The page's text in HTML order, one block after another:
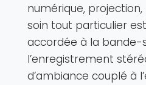
numérique, projection,
soin tout particulier
accordée à la bande-
l’enregistrement
d’ambiance couplé à